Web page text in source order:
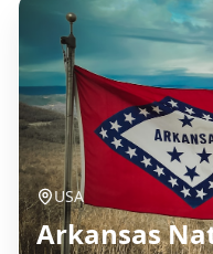
USA
Arkansas